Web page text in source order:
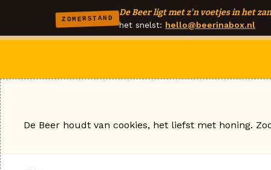
ZOMERSTAND
De Beer ligt met z'n voetjes in het
het snelst: hello@beerinabox.nl
De Beer houdt van cookies, het liefst met honing.